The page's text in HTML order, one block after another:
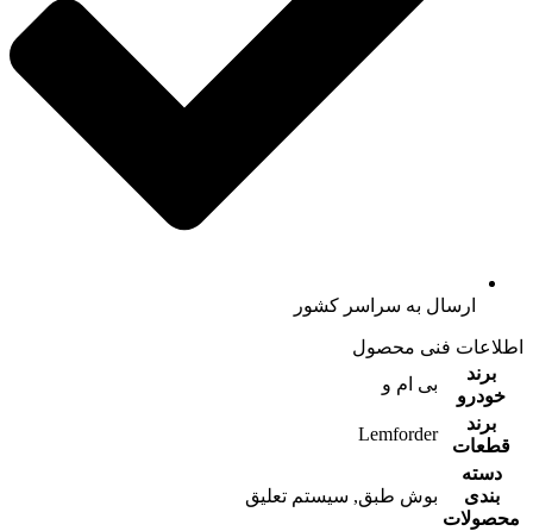
ارسال به سراسر کشور
اطلاعات فنی محصول
برند
خودرو
بی ام و
برند
قطعات
Lemforder
دسته
بندی
محصولات
بوش طبق, سیستم تعلیق